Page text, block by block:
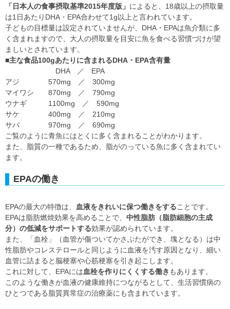
「日本人の食事摂取基準2015年度版」 によると、18歳以上の摂取量
は1日あたりDHA・EPA合わせて1g以上と言われています。
子どもの目標量は設定されていませんが、DHA・EPAは魚介類に多
く含まれますので、大人の摂取量を目安に魚を食べる習慣づけが望
ましいとされています。
■主な食品100gあたりに含まれるDHA・EPA含有量
DHA ／ EPA
アジ 570mg ／ 300mg
マイワシ 870mg ／ 790mg
ウナギ 1100mg ／ 590mg
サケ 400mg ／ 210mg
サバ 970mg ／ 690mg
ご覧のように青魚にはとくに多く含まれることがわかります。
また、脂質の一種であるため、脂がのっている魚に多く含まれてい
ます。
EPAの働き
EPAの最大の特徴は、 血液をきれいに保つ働きをすることです。
EPAは脂肪燃焼効果を高めることで、 中性脂肪（脂肪細胞の主成
分）の低減をサポートする効果が認められています。
また、「血栓」（血管が傷ついてかさぶたができ、塊となる）は中
性脂肪やコレステロールと同じように血液を汚す原因となり、細い
血管に詰まると脳梗塞や心筋梗塞を引き起こします。
これに対して、EPAには血栓を作りにくくする働き もあります。
このような働きが血液の健康維持につながるとして、生活習慣病の
ひとつである脂質異常症の治療薬にも含まれています。